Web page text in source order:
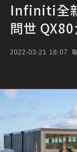
Infiniti全
問世
2022-03-21 18:07